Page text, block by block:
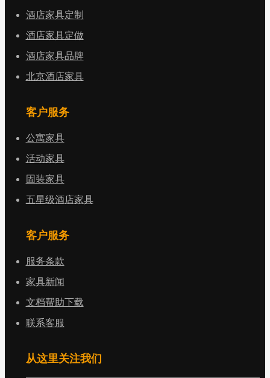
酒店家具定制
酒店家具定做
酒店家具品牌
北京酒店家具
客户服务
公寓家具
活动家具
固装家具
五星级酒店家具
客户服务
服务条款
家具新闻
文档帮助下载
联系客服
从这里关注我们